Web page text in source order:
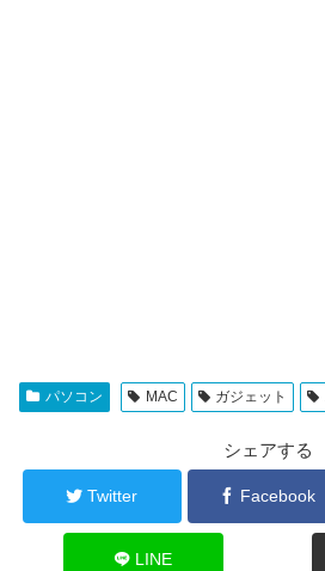
パソコン MAC ガジェット
シェアする
Twitter Facebook
LINE